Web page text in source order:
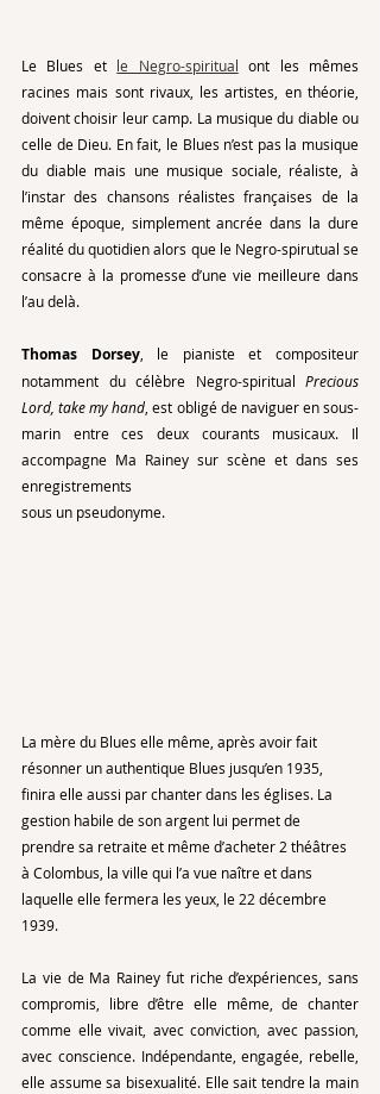
Le Blues et le Negro-spiritual ont les mêmes
racines mais sont rivaux, les artistes, en théorie,
doivent choisir leur camp. La musique du diable ou
celle de Dieu. En fait, le Blues n’est pas la musique
du diable mais une musique sociale, réaliste, à
l’instar des chansons réalistes françaises de la
même époque, simplement ancrée dans la dure
réalité du quotidien alors que le Negro-spirutual se
consacre à la promesse d’une vie meilleure dans
l’au delà.
Thomas Dorsey, le pianiste et compositeur
notamment du célèbre Negro-spiritual Precious
Lord, take my hand, est obligé de naviguer en sous-
marin entre ces deux courants musicaux. Il
accompagne Ma Rainey sur scène et dans ses
enregistrements
sous un pseudonyme.
La mère du Blues elle même, après avoir fait
résonner un authentique Blues jusqu’en 1935,
finira elle aussi par chanter dans les églises. La
gestion habile de son argent lui permet de
prendre sa retraite et même d’acheter 2 théâtres
à Colombus, la ville qui l’a vue naître et dans
laquelle elle fermera les yeux, le 22 décembre
1939.
La vie de Ma Rainey fut riche d’expériences, sans
compromis, libre d’être elle même, de chanter
comme elle vivait, avec conviction, avec passion,
avec conscience. Indépendante, engagée, rebelle,
elle assume sa bisexualité. Elle sait tendre la main